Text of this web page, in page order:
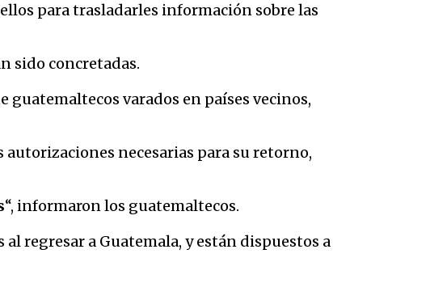
para trasladarles información sobre las
sido concretadas.
guatemaltecos varados en países vecinos,
autorizaciones necesarias para su retorno,
“, informaron los guatemaltecos.
regresar a Guatemala, y están dispuestos a